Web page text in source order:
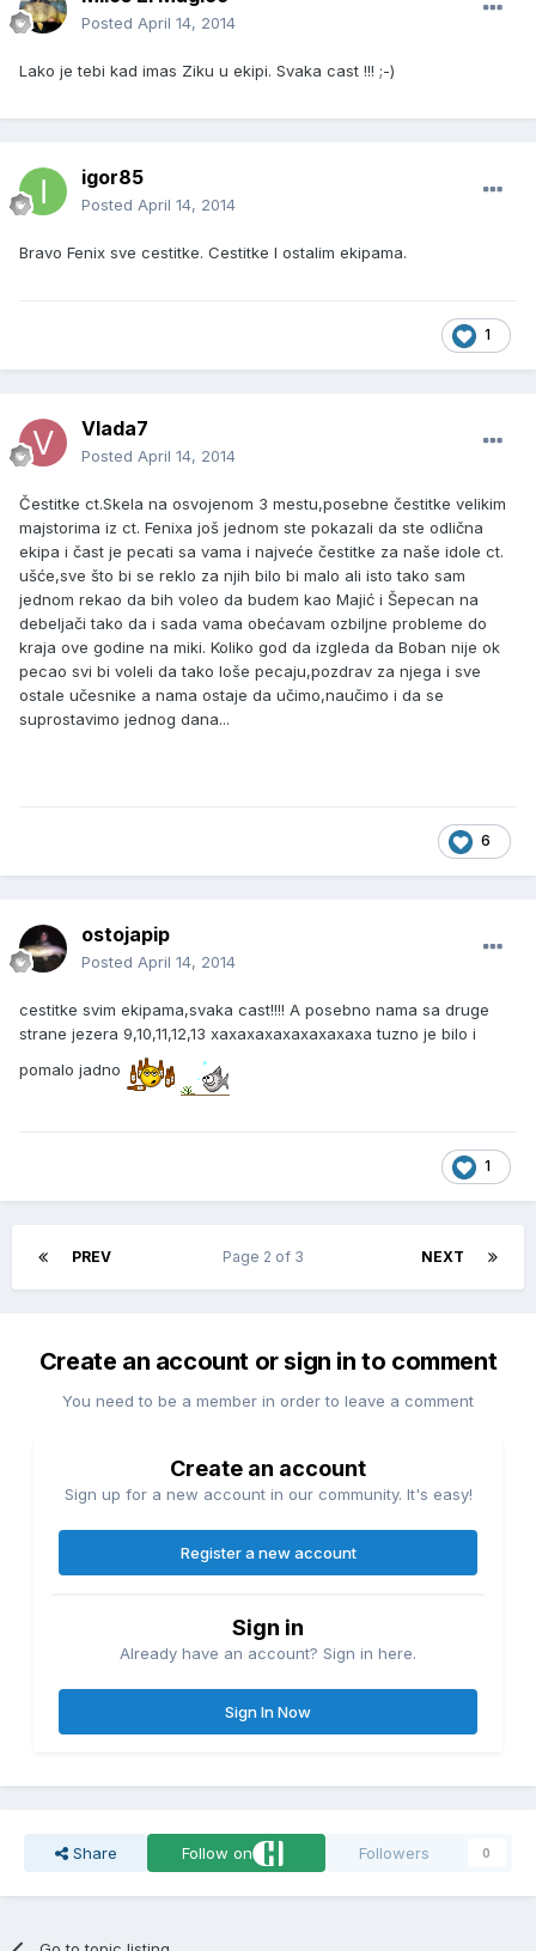
Posted April 14, 2014
Lako je tebi kad imas Ziku u ekipi. Svaka cast !!! ;-)
igor85
Posted April 14, 2014
Bravo Fenix sve cestitke. Cestitke I ostalim ekipama.
1
Vlada7
Posted April 14, 2014
Čestitke ct.Skela na osvojenom 3 mestu,posebne čestitke velikim
majstorima iz ct. Fenixa još jednom ste pokazali da ste odlična
ekipa i čast je pecati sa vama i najveće čestitke za naše idole ct.
ušće,sve što bi se reklo za njih bilo bi malo ali isto tako sam
jednom rekao da bih voleo da budem kao Majić i Šepecan na
debeljači tako da i sada vama obećavam ozbiljne probleme do
kraja ove godine na miki. Koliko god da izgleda da Boban nije ok
pecao svi bi voleli da tako loše pecaju,pozdrav za njega i sve
ostale učesnike a nama ostaje da učimo,naučimo i da se
suprostavimo jednog dana...
6
ostojapip
Posted April 14, 2014
cestitke svim ekipama,svaka cast!!!! A posebno nama sa druge
strane jezera 9,10,11,12,13 xaxaxaxaxaxaxaxaxa tuzno je bilo i
pomalo jadno
1
PREV NEXT
Page 2 of 3
Create an account or sign in to comment
You need to be a member in order to leave a comment
Create an account
Sign up for a new account in our community. It's easy!
Register a new account
Sign in
Already have an account? Sign in here.
Sign In Now
Share Follow on Followers 0